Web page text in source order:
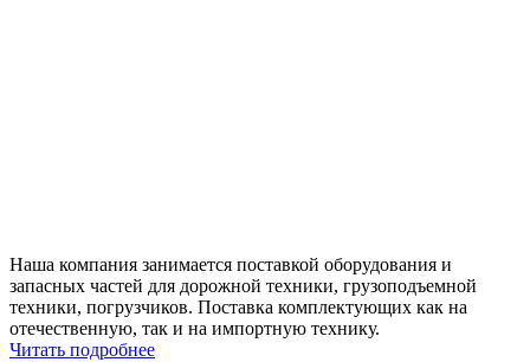
Наша компания занимается поставкой оборудования и
запасных частей для дорожной техники, грузоподъемной
техники, погрузчиков. Поставка комплектующих как на
отечественную, так и на импортную технику.
Читать подробнее